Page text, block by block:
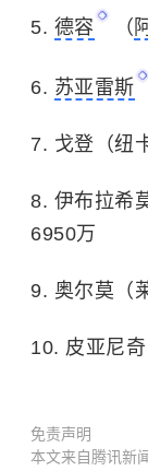
5. 德容 （
6. 苏亚雷斯
7. 戈登（纽
8. 伊布拉希
6950万
9. 奥尔莫（
10. 皮亚尼
免责声明
本文来自腾讯新